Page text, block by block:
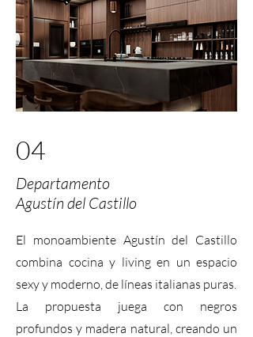
04
Departamento
Agustín del Castillo
El monoambiente Agustín del Castillo
combina cocina y living en un espacio
sexy y moderno, de líneas italianas puras.
La propuesta juega con negros
profundos y madera natural, creando un